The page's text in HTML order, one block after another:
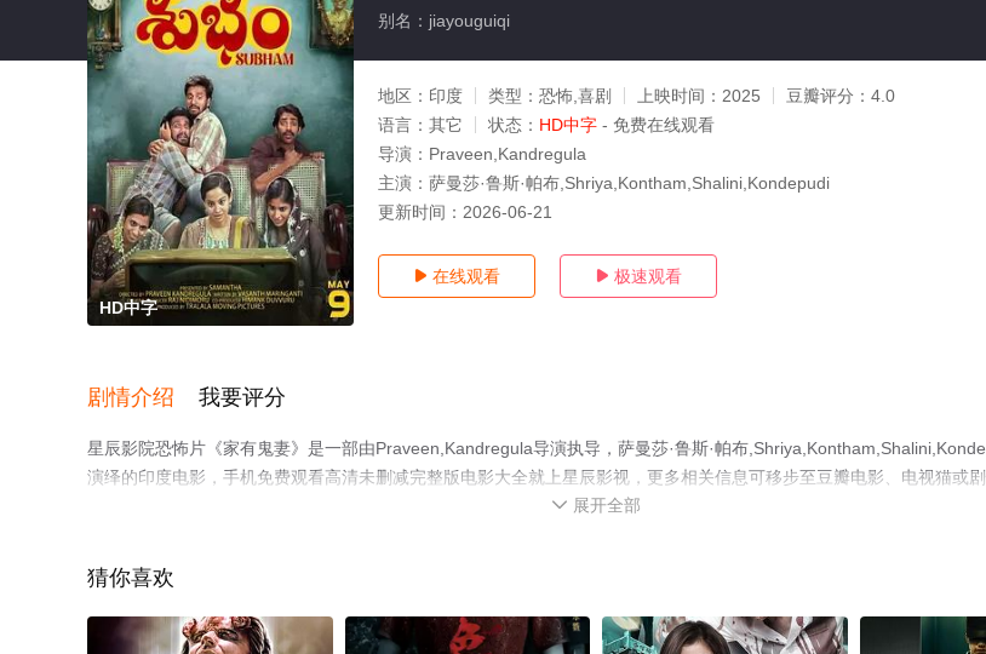
HD中字
别名：jiayouguiqi
地区： 印度 类型： 恐怖,喜剧 上映时间： 2025 豆瓣评分： 4.0
语言： 其它 状态： HD中字 - 免费在线观看
导演： Praveen,Kandregula
主演： 萨曼莎·鲁斯·帕布,Shriya,Kontham,Shalini,Kondepudi
更新时间： 2026-06-21
 在线观看  极速观看
剧情介绍 我要评分
星辰影院恐怖片《家有鬼妻》是一部由Praveen,Kandregula导演执导，萨曼莎·鲁斯·帕布
演绎的印度电影，手机免费观看高清未删减完整版电影大全就上星辰影视，更多相关信息可移步至豆瓣电影、电视猫或
 展开全部
猜你喜欢